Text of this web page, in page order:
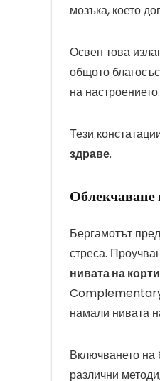
мозъка, което
Освен това
общото
на настроението.
Тези
здраве.
Облекчаване
Бергамотът
стреса.
нивата на
намали нивата
Включването на
различни